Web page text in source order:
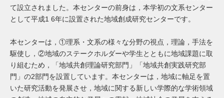
て設立されました。本センターの前身は，本学初の文系センター
として平成1 6年に設置された地域創成研究センターです。
本センターは，①理系・文系の様々な分野の視点，理論，手法を
駆使し，②地域のステークホルダーや学生とともに地域課題に取
り組むため，「地域共創理論研究部門」「地域共創実践研究部
門」の2部門を設置しています。本センターは，地域に軸足を置
いた研究活動を発展させ，地域に関する新しい学際的な学術領域